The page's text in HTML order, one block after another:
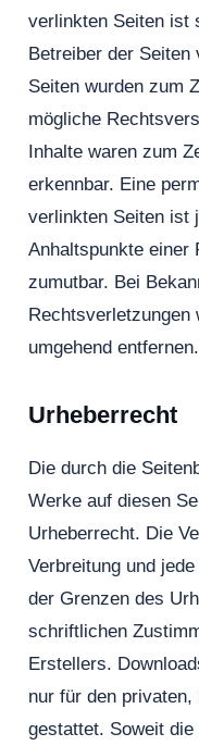
verlinkten Seiten ist
Betreiber der
Seiten wurden zum
mögliche
Inhalte waren zum
erkennbar. Eine
verlinkten Seiten ist
Anhaltspunkte einer
zumutbar. Bei
Rechtsverletzungen
umgehend entfernen.
Urheberrecht
Die durch die
Werke auf diesen
Urheberrecht. Die
Verbreitung und
der Grenzen des
schriftlichen
Erstellers.
nur für den
gestattet. Soweit